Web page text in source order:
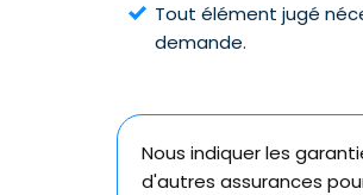
Tout élément jugé
demande.
Nous indiquer les
d'autres assurances